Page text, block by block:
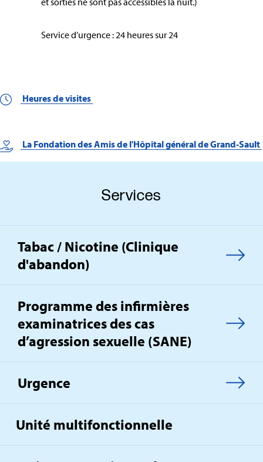
Service d’urgence : 24 heures sur 24
Heures de visites
La Fondation des Amis de l'Hôpital général de Grand‑Sault
Services
Tabac / Nicotine (Clinique
d'abandon)
Programme des infirmières
examinatrices des cas
d’agression sexuelle (SANE)
Urgence
Unité multifonctionnelle